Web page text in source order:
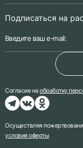
Осуществляя
условия оферты
Подписаться на
Согласие наобработку